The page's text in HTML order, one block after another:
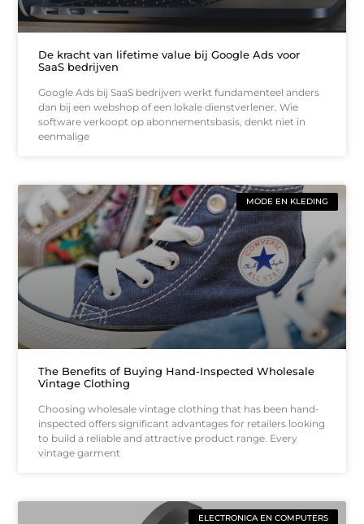
De kracht van lifetime value bij Google Ads voor
SaaS bedrijven
Google Ads bij SaaS bedrijven werkt fundamenteel anders
dan bij een webshop of een lokale dienstverlener. Wie
software verkoopt op abonnementsbasis, denkt niet in
eenmalige
MODE EN KLEDING
The Benefits of Buying Hand-Inspected Wholesale
Vintage Clothing
Choosing wholesale vintage clothing that has been hand-
inspected offers significant advantages for retailers looking
to build a reliable and attractive product range. Every
vintage garment
ELECTRONICA EN COMPUTERS